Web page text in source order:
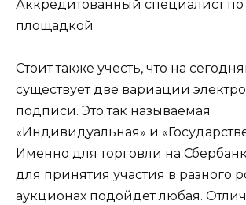
Аккредитованный специалист по
площадкой
Стоит также учесть, что на
существует две вариации
подписи. Это так называемая
«Индивидуальная» и
Именно для торговли на
для принятия участия в разного
аукционах подойдет любая.